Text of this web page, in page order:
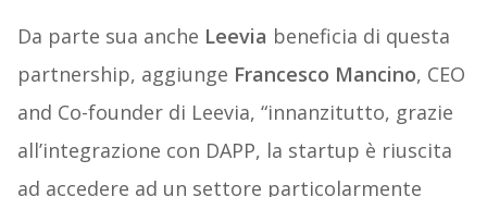
Da parte sua anche Leevia beneficia di questa
partnership, aggiunge Francesco Mancino, CEO
and Co-founder di Leevia, “innanzitutto, grazie
all’integrazione con DAPP, la startup è riuscita
ad accedere ad un settore particolarmente